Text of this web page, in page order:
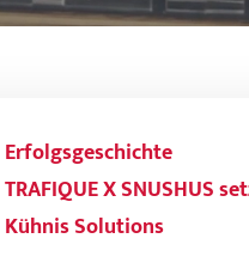
Erfolgsgeschichte
TRAFIQUE X SNUSHUS
Kühnis Solutions